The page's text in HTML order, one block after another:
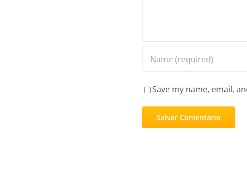
Save my name, email,